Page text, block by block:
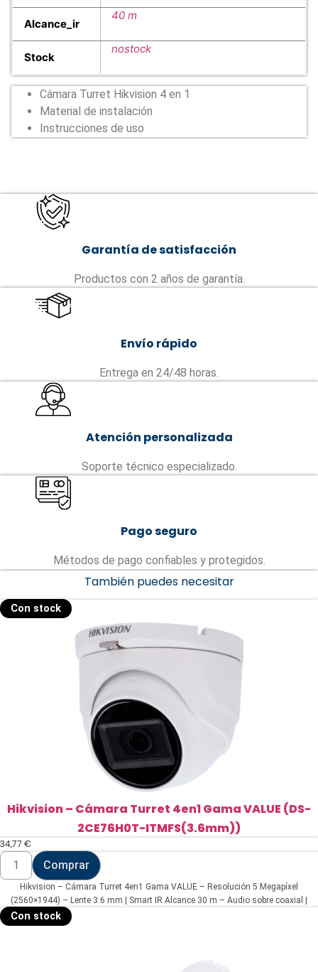
Alcance_ir
40 m
Stock
nostock
Cámara Turret Hikvision 4 en 1
Material de instalación
Instrucciones de uso
Garantía de satisfacción
Productos con 2 años de garantía.
Envío rápido
Entrega en 24/48 horas.
Atención personalizada
Soporte técnico especializado.
Pago seguro
Métodos de pago confiables y protegidos.
También puedes necesitar
Con stock
Hikvision – Cámara Turret 4en1 Gama VALUE (DS-
2CE76H0T-ITMFS(3.6mm))
34,77 €
Hikvision
Cámara
Turret
4en1
Gama
VALUE
Comprar
Hikvision – Cámara Turret 4en1 Gama VALUE – Resolución 5 Megapíxel
(2560×1944) – Lente 3.6 mm | Smart IR Alcance 30 m – Audio sobre coaxial |
Con stock